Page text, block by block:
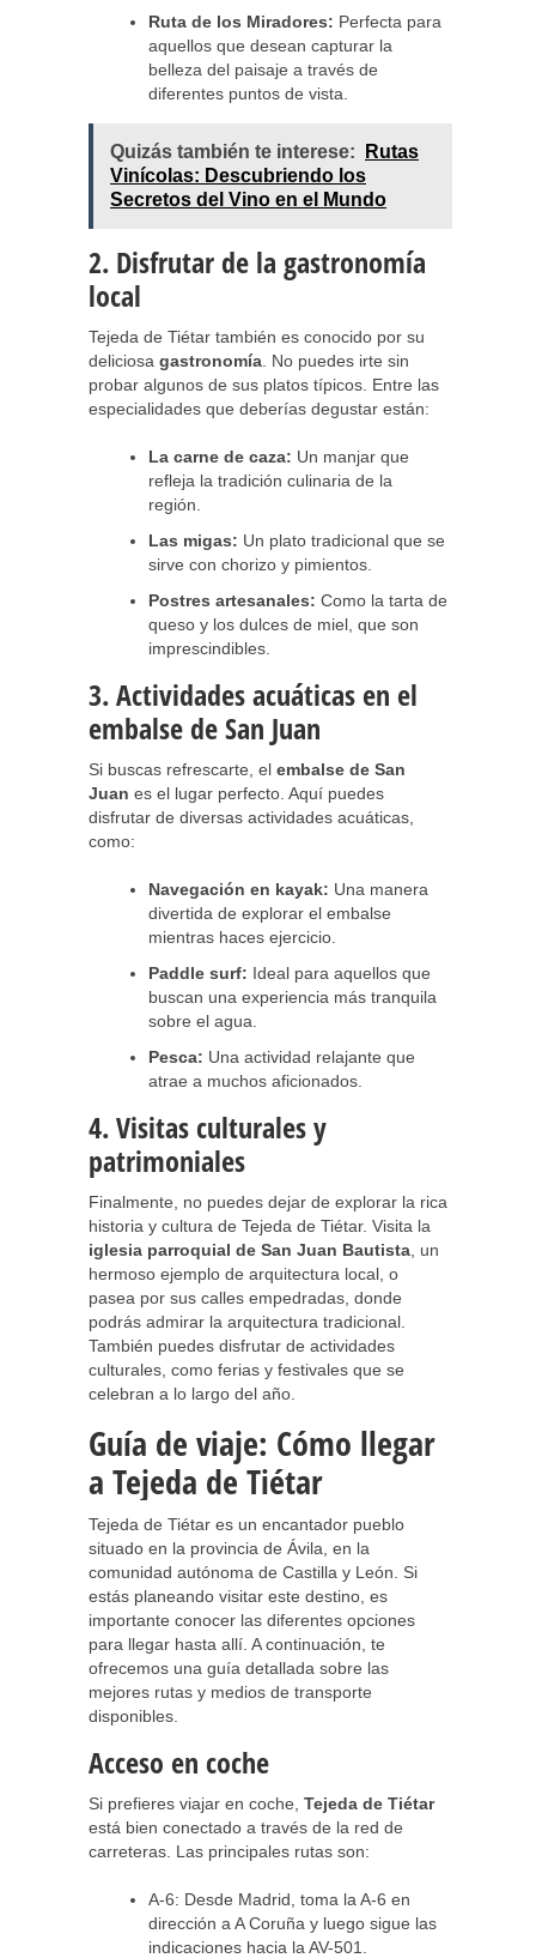
Ruta de los Miradores: Perfecta para
aquellos que desean capturar la
belleza del paisaje a través de
diferentes puntos de vista.
Quizás también te interese:
Rutas
Vinícolas: Descubriendo los
Secretos del Vino en el Mundo
2. Disfrutar de la gastronomía
local
Tejeda de Tiétar también es conocido por su
deliciosa gastronomía . No puedes irte sin
probar algunos de sus platos típicos. Entre las
especialidades que deberías degustar están:
La carne de caza: Un manjar que
refleja la tradición culinaria de la
región.
Las migas: Un plato tradicional que se
sirve con chorizo y pimientos.
Postres artesanales: Como la tarta de
queso y los dulces de miel, que son
imprescindibles.
3. Actividades acuáticas en el
embalse de San Juan
Si buscas refrescarte, el embalse de San
Juan es el lugar perfecto. Aquí puedes
disfrutar de diversas actividades acuáticas,
como:
Navegación en kayak: Una manera
divertida de explorar el embalse
mientras haces ejercicio.
Paddle surf: Ideal para aquellos que
buscan una experiencia más tranquila
sobre el agua.
Pesca: Una actividad relajante que
atrae a muchos aficionados.
4. Visitas culturales y
patrimoniales
Finalmente, no puedes dejar de explorar la rica
historia y cultura de Tejeda de Tiétar. Visita la
iglesia parroquial de San Juan Bautista , un
hermoso ejemplo de arquitectura local, o
pasea por sus calles empedradas, donde
podrás admirar la arquitectura tradicional.
También puedes disfrutar de actividades
culturales, como ferias y festivales que se
celebran a lo largo del año.
Guía de viaje: Cómo llegar
a Tejeda de Tiétar
Tejeda de Tiétar es un encantador pueblo
situado en la provincia de Ávila, en la
comunidad autónoma de Castilla y León. Si
estás planeando visitar este destino, es
importante conocer las diferentes opciones
para llegar hasta allí. A continuación, te
ofrecemos una guía detallada sobre las
mejores rutas y medios de transporte
disponibles.
Acceso en coche
Si prefieres viajar en coche, Tejeda de Tiétar
está bien conectado a través de la red de
carreteras. Las principales rutas son:
A-6: Desde Madrid, toma la A-6 en
dirección a A Coruña y luego sigue las
indicaciones hacia la AV-501.